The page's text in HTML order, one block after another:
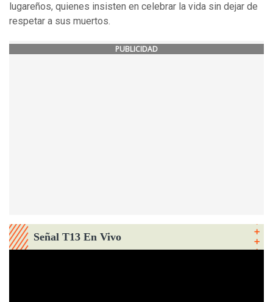
lugareños, quienes insisten en celebrar la vida sin dejar de
respetar a sus muertos.
PUBLICIDAD
Señal T13 En Vivo